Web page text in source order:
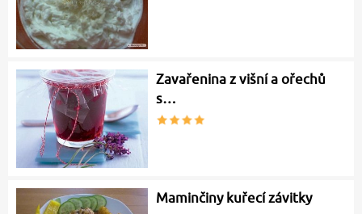
Zavařenina z višní a ořechů
s…
Maminčiny kuřecí závitky